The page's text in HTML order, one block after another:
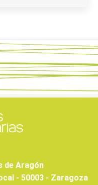
de Aragón
- 50003 - Zaragoza